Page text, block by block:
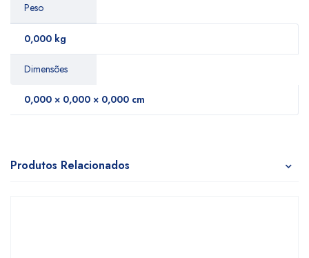
Peso
0,000 kg
Dimensões
0,000 × 0,000 × 0,000 cm
Produtos Relacionados